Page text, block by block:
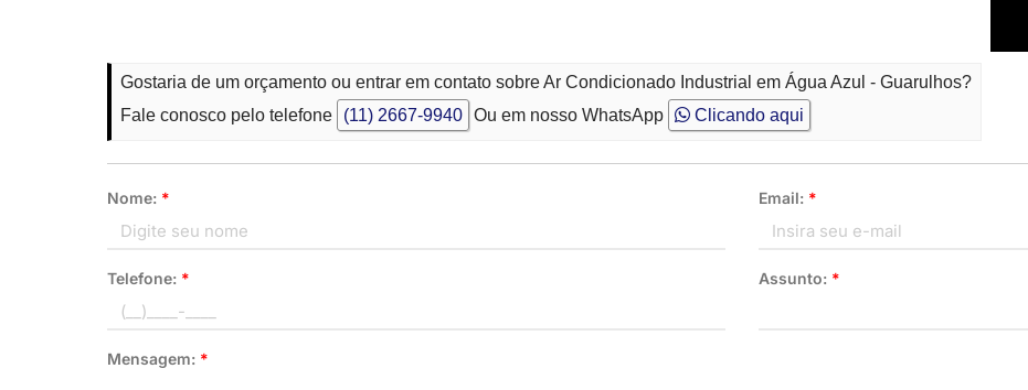
Gostaria de um orçamento ou entrar em contato sobre Ar Condicionado Industrial em Água Azul - Guarulhos?
Fale conosco pelo telefone
(11) 2667-9940 Ou em nosso WhatsApp Clicando aqui
Nome: * Email: *
Telefone: * Assunto: *
Mensagem: *